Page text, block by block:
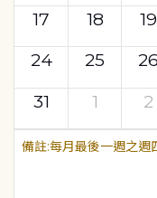
17
18 19
24
25 26
31
1 2
每月最後一週之週